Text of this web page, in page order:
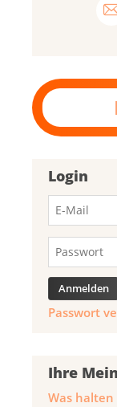
Login
Passwort
Ihre
Was halten